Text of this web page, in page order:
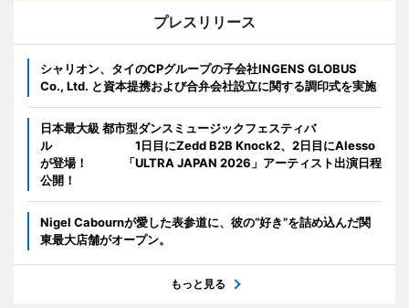
プレスリリース
シャリオン、タイのCPグループの子会社INGENS GLOBUS
Co., Ltd. と資本提携および合弁会社設立に関する調印式を実施
日本最大級 都市型ダンスミュージックフェスティバ
ル 1日目にZedd B2B Knock2、2日目にAlesso
が登場！ 「ULTRA JAPAN 2026」アーティスト出演日程
公開！
Nigel Cabournが愛した表参道に、彼の“好き”を詰め込んだ関
東最大店舗がオープン。
もっと見る